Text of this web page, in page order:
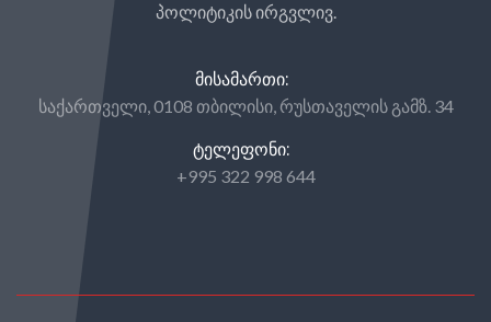
პოლიტიკის ირგვლივ.
ᲛᲘᲡᲐᲛᲐᲠᲗᲘ:
საქართველი, 0108 თბილისი, რუსთაველის გამზ. 34
ᲢᲔᲚᲔᲤᲝᲜᲘ:
+995 322 998 644